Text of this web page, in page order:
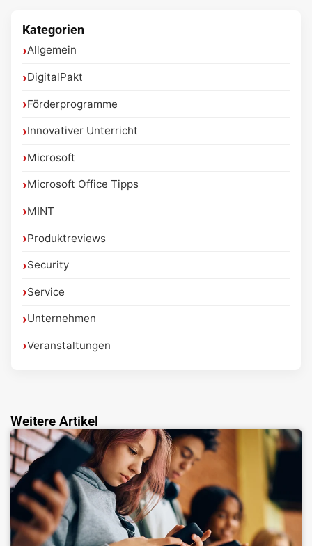
Kategorien
Allgemein
DigitalPakt
Förderprogramme
Innovativer Unterricht
Microsoft
Microsoft Office Tipps
MINT
Produktreviews
Security
Service
Unternehmen
Veranstaltungen
Weitere Artikel